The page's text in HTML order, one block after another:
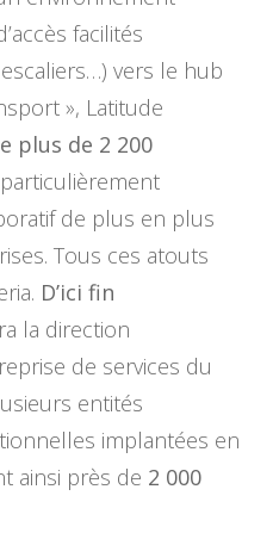
facilités
vers le hub
», Latitude
plus de 2 200
de plus en plus
Tous ces atouts
D’ici fin
la direction
de services du
entités
implantées en
ainsi près de 2 000